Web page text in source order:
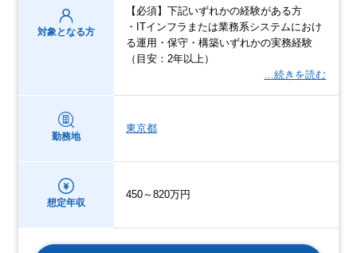
対象となる方
【必須】下記いずれかの経験がある方
・ITインフラまたは業務系システムにおけ
る運用・保守・構築いずれかの実務経験
（目安：2年以上）
…続きを読む
勤務地
東京都
想定年収
450～820万円